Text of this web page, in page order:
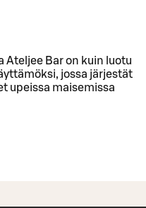
Ateljee Bar on kuin luotu
jossa järjestät
upeissa maisemissa